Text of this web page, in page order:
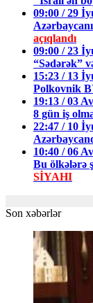
09:00 / 29
açıqlandı
09:00 / 23
“Sədərək”
15:23 / 13
Polkovnik
19:13 / 03
8 gün iş
22:47 / 10
10:40 / 06
Bu ölkələrə
SİYAHI
Son xəbərlər